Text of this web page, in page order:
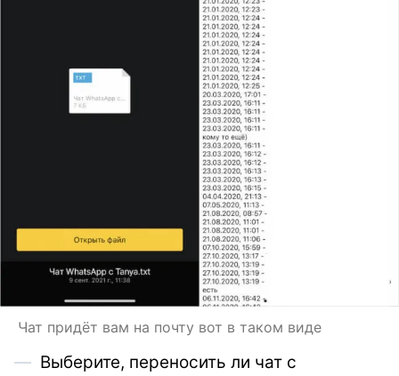
Чат придёт вам на почту вот в таком виде
Выберите, переносить ли чат с